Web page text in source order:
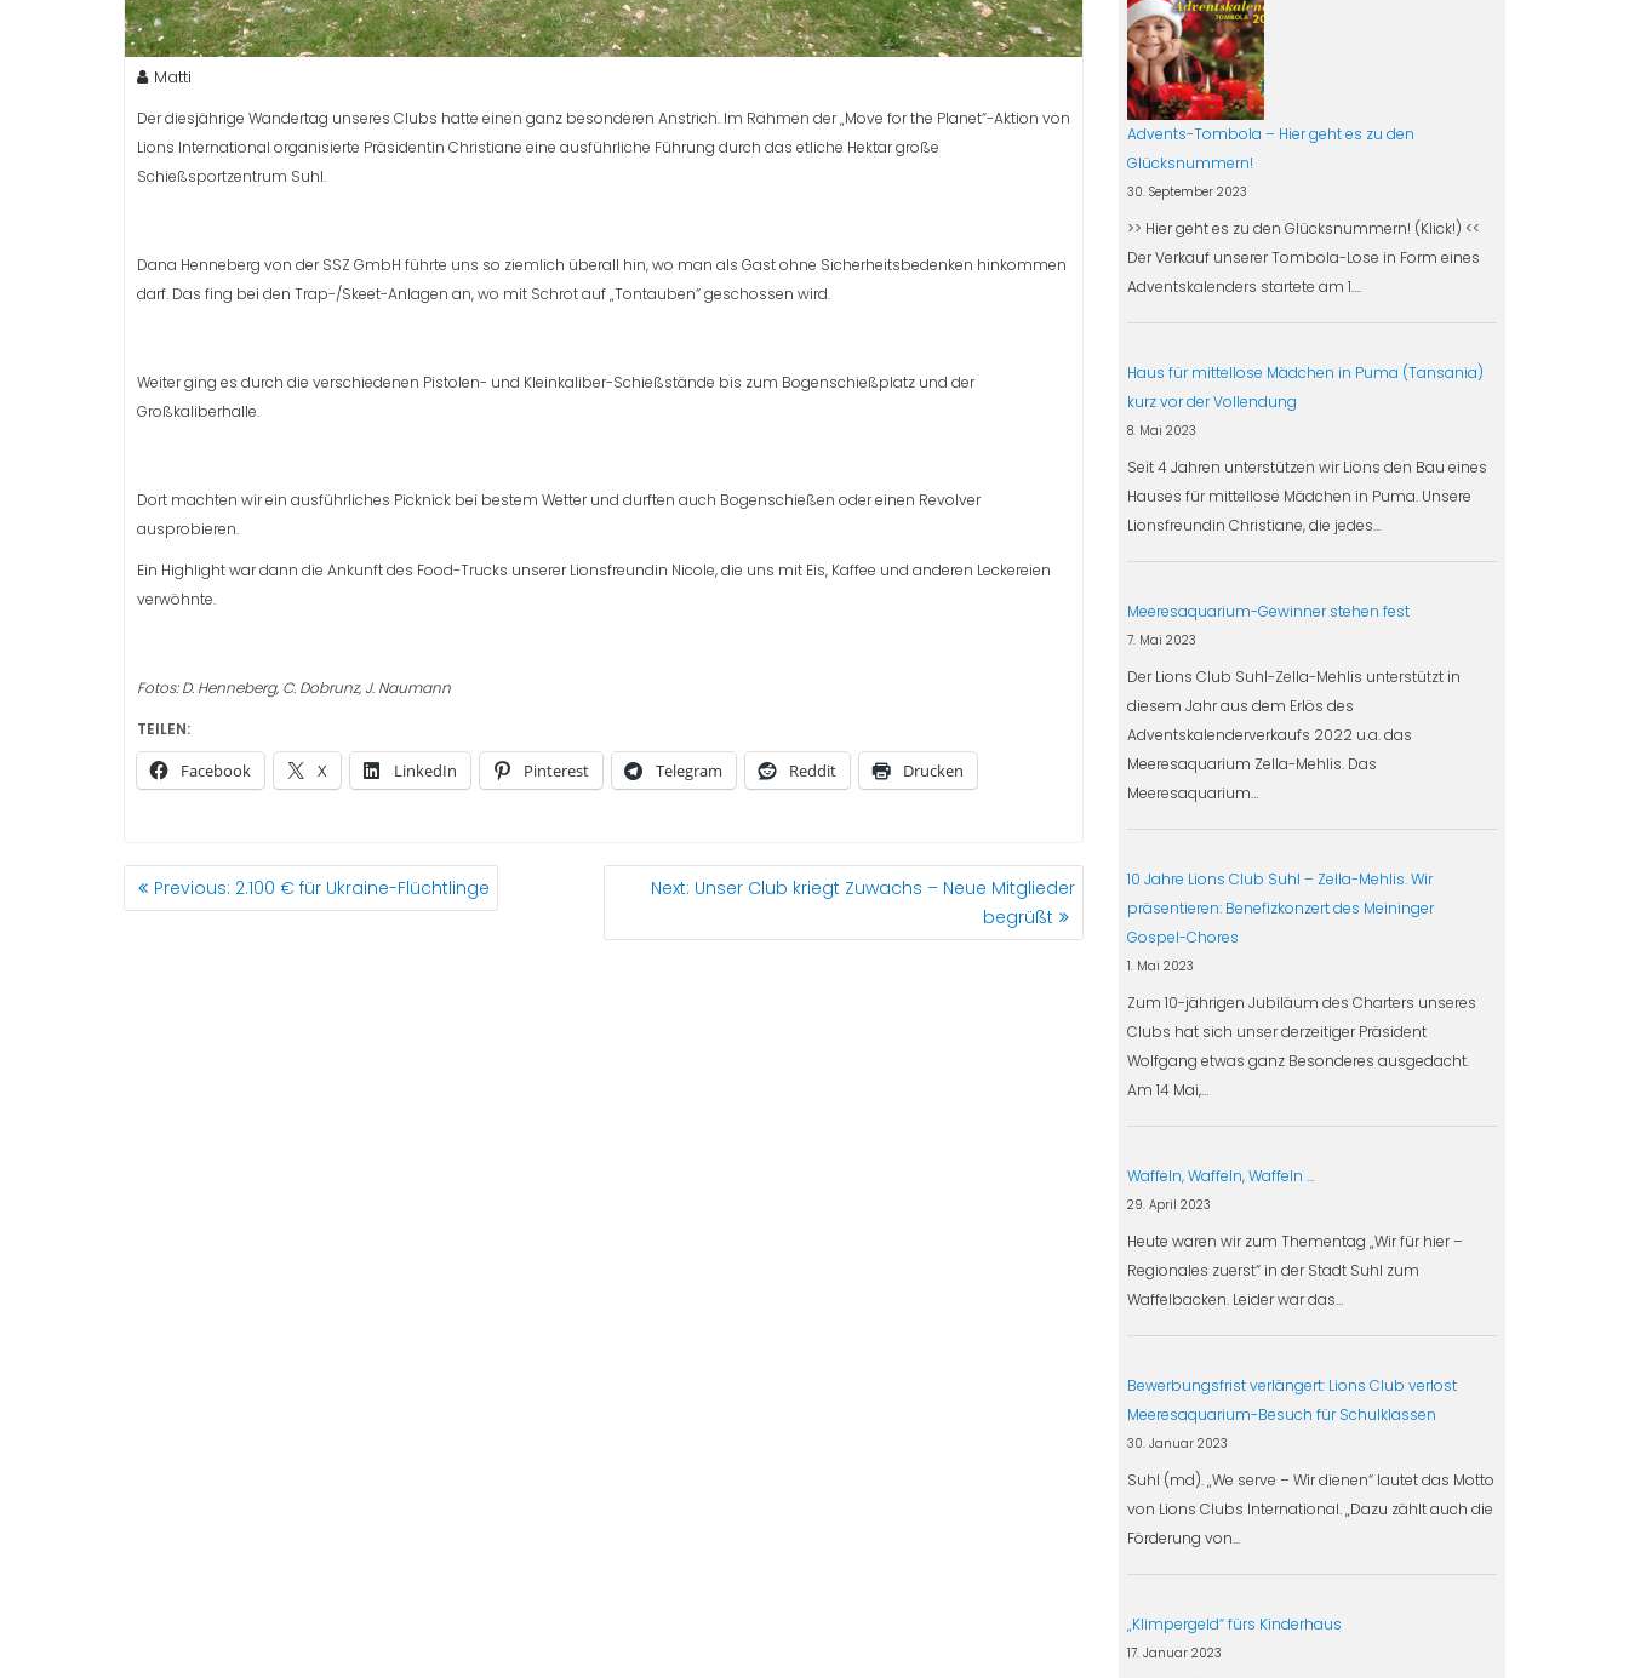
Matti
Der diesjährige Wandertag unseres Clubs hatte einen ganz besonderen Anstrich. Im Rahmen der „Move for the Planet“-Aktion von
Lions International organisierte Präsidentin Christiane eine ausführliche Führung durch das etliche Hektar große
Schießsportzentrum Suhl.
Dana Henneberg von der SSZ GmbH führte uns so ziemlich überall hin, wo man als Gast ohne Sicherheitsbedenken hinkommen
darf. Das fing bei den Trap-/Skeet-Anlagen an, wo mit Schrot auf „Tontauben“ geschossen wird.
Weiter ging es durch die verschiedenen Pistolen- und Kleinkaliber-Schießstände bis zum Bogenschießplatz und der
Großkaliberhalle.
Dort machten wir ein ausführliches Picknick bei bestem Wetter und durften auch Bogenschießen oder einen Revolver
ausprobieren.
Ein Highlight war dann die Ankunft des Food-Trucks unserer Lionsfreundin Nicole, die uns mit Eis, Kaffee und anderen Leckereien
verwöhnte.
Fotos: D. Henneberg, C. Dobrunz, J. Naumann
TEILEN:
Facebook X LinkedIn Pinterest Telegram Reddit Drucken
BEITRAGSNAVIGATION
Previous: Previous
post:
2.100 € für Ukraine-Flüchtlinge Next: Next
Unser Club kriegt Zuwachs – Neue Mitglieder
begrüßt
Advents-Tombola – Hier geht es zu den
Glücksnummern!
30. September 2023
>> Hier geht es zu den Glücksnummern! (Klick!) <<
Der Verkauf unserer Tombola-Lose in Form eines
Adventskalenders startete am 1.…
Haus für mittellose Mädchen in Puma (Tansania)
kurz vor der Vollendung
8. Mai 2023
Seit 4 Jahren unterstützen wir Lions den Bau eines
Hauses für mittellose Mädchen in Puma. Unsere
Lionsfreundin Christiane, die jedes…
Meeresaquarium-Gewinner stehen fest
7. Mai 2023
Der Lions Club Suhl-Zella-Mehlis unterstützt in
diesem Jahr aus dem Erlös des
Adventskalenderverkaufs 2022 u.a. das
Meeresaquarium Zella-Mehlis. Das
Meeresaquarium…
10 Jahre Lions Club Suhl – Zella-Mehlis. Wir
präsentieren: Benefizkonzert des Meininger
Gospel-Chores
1. Mai 2023
Zum 10-jährigen Jubiläum des Charters unseres
Clubs hat sich unser derzeitiger Präsident
Wolfgang etwas ganz Besonderes ausgedacht.
Am 14 Mai,…
Waffeln, Waffeln, Waffeln …
29. April 2023
Heute waren wir zum Thementag „Wir für hier –
Regionales zuerst“ in der Stadt Suhl zum
Waffelbacken. Leider war das…
Bewerbungsfrist verlängert: Lions Club verlost
Meeresaquarium-Besuch für Schulklassen
30. Januar 2023
Suhl (md). „We serve – Wir dienen“ lautet das Motto
von Lions Clubs International. „Dazu zählt auch die
Förderung von…
„Klimpergeld“ fürs Kinderhaus
17. Januar 2023